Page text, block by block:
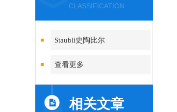
CLASSIFICATION
Staubli史陶比尔
查看更多
相关文章